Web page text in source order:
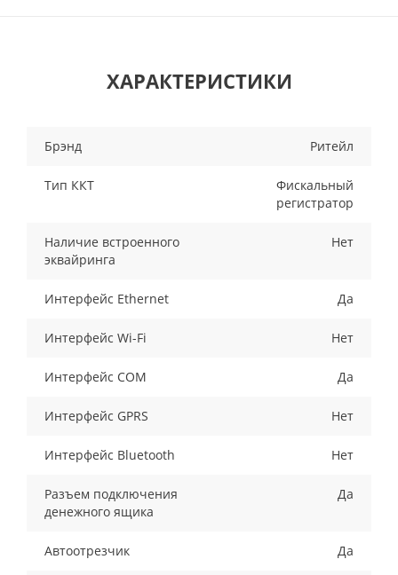
ХАРАКТЕРИСТИКИ
Брэнд Ритейл
Тип ККТ
Фискальный
регистратор
Наличие встроенного
эквайринга
Нет
Интерфейс Ethernet Да
Интерфейс Wi-Fi Нет
Интерфейс COM Да
Интерфейс GPRS Нет
Интерфейс Bluetooth Нет
Разъем подключения
денежного ящика
Да
Автоотрезчик Да